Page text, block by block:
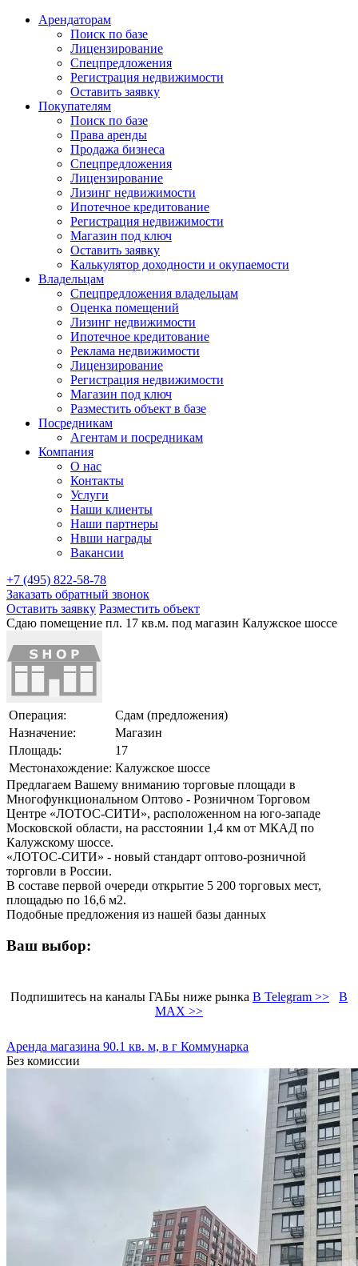
Арендаторам
Поиск по базе
Лицензирование
Спецпредложения
Регистрация недвижимости
Оставить заявку
Покупателям
Поиск по базе
Права аренды
Продажа бизнеса
Спецпредложения
Лицензирование
Лизинг недвижимости
Ипотечное кредитование
Регистрация недвижимости
Магазин под ключ
Оставить заявку
Калькулятор доходности и окупаемости
Владельцам
Спецпредложения владельцам
Оценка помещений
Лизинг недвижимости
Ипотечное кредитование
Реклама недвижимости
Лицензирование
Регистрация недвижимости
Магазин под ключ
Разместить объект в базе
Посредникам
Агентам и посредникам
Компания
О нас
Контакты
Услуги
Наши клиенты
Наши партнеры
Нвши награды
Вакансии
+7 (495) 822-58-78
Заказать обратный звонок
Оставить заявку Разместить объект
Сдаю помещение пл. 17 кв.м. под магазин Калужское шоссе
Операция:
Сдам (предложения)
Назначение:
Магазин
Площадь:
17
Местонахождение: Калужское шоссе
Предлагаем Вашему вниманию торговые площади в
Многофункциональном Оптово - Розничном Торговом
Центре «ЛОТОС-СИТИ», расположенном на юго-западе
Московской области, на расстоянии 1,4 км от МКАД по
Калужскому шоссе.
«ЛОТОС-СИТИ» - новый стандарт оптово-розничной
торговли в России.
В составе первой очереди открытие 5 200 торговых мест,
площадью по 16,6 м2.
Подобные предложения из нашей базы данных
Ваш выбор:
Подпишитесь на каналы ГАБы ниже рынка В Telegram >>
В
MAX >>
Аренда магазина 90.1 кв. м, в г Коммунарка
Без комиссии